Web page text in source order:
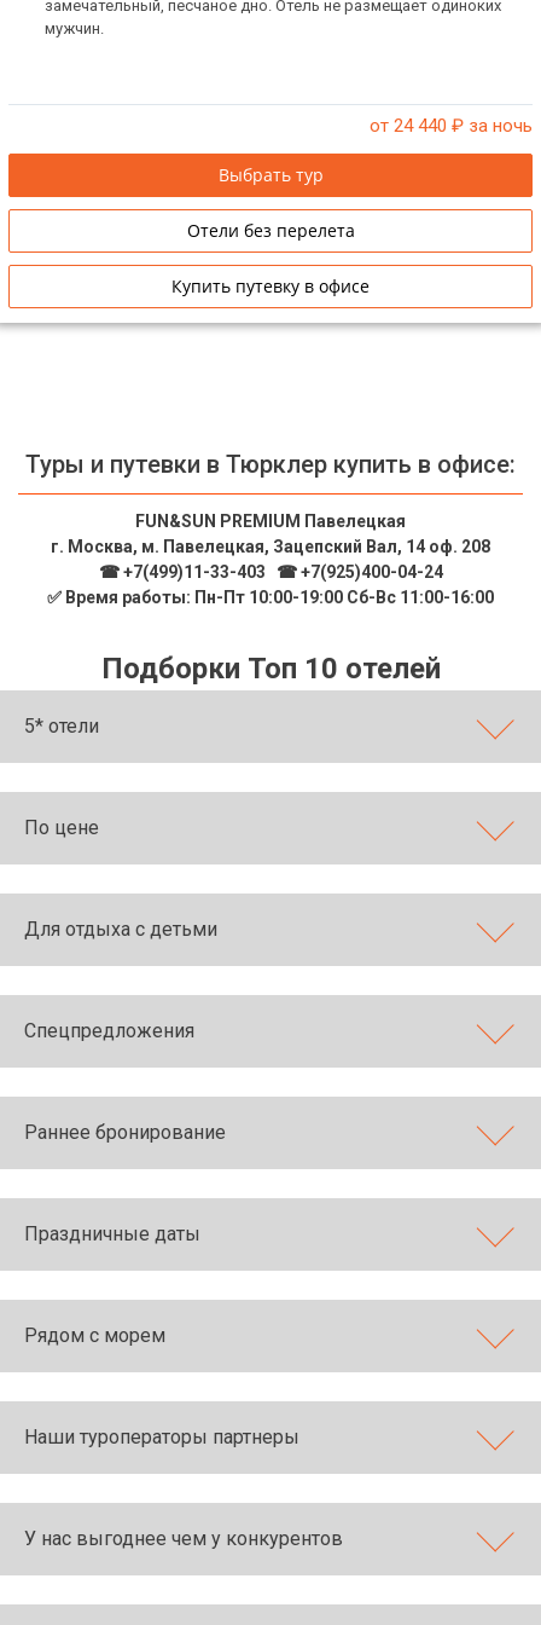
замечательный, песчаное дно. Отель не размещает одиноких
мужчин.
от 24 440 ₽ за ночь
Выбрать тур
Отели без перелета
Купить путевку в офисе
Туры и путевки в Тюрклер купить в офисе:
FUN&SUN PREMIUM Павелецкая
г. Москва, м. Павелецкая, Зацепский Вал, 14 оф. 208
☎ +7(499)11-33-403
☎ +7(925)400-04-24
✅ Время работы: Пн-Пт 10:00-19:00 Сб-Вс 11:00-16:00
Подборки Топ 10 отелей
5* отели
По цене
Для отдыха с детьми
Спецпредложения
Раннее бронирование
Праздничные даты
Рядом с морем
Наши туроператоры партнеры
У нас выгоднее чем у конкурентов